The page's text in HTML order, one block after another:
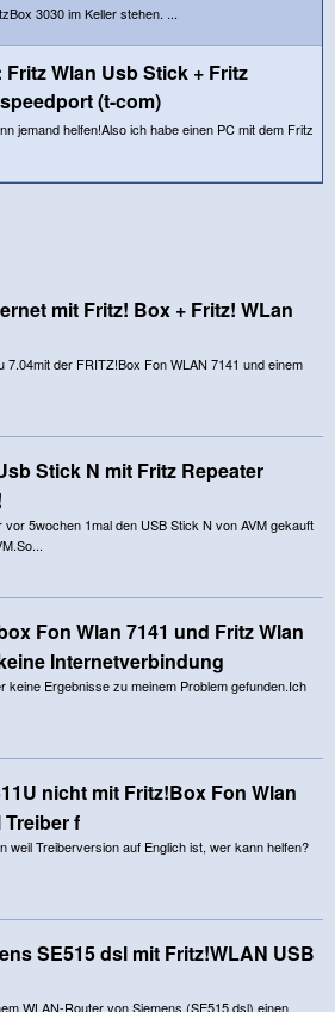
3030 im Keller stehen. ...
Wlan Usb Stick + Fritz
(t-com)
jemand helfen!Also ich habe einen PC mit dem Fritz
mit Fritz! Box + Fritz! WLan
7.04mit der FRITZ!Box Fon WLAN 7141 und einem
Stick N mit Fritz Repeater
vor 5wochen 1mal den USB Stick N von AVM gekauft
Fon Wlan 7141 und Fritz Wlan
Internetverbindung
keine Ergebnisse zu meinem Problem gefunden.Ich
nicht mit Fritz!Box Fon Wlan
f
weil Treiberversion auf Englich ist, wer kann helfen?
SE515 dsl mit Fritz!WLAN USB
WLAN-Router von Siemens (SE515 dsl) einen